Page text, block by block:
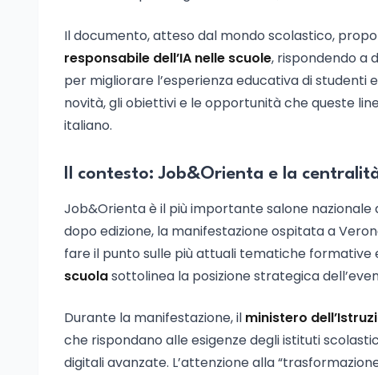
Il documento, atteso dal mondo scolastico,
responsabile dell’IA nelle scuole, rispondendo a
per migliorare l’esperienza educativa di
novità, gli obiettivi e le opportunità che queste
italiano.
Il contesto: Job&Orienta e la
Job&Orienta è il più importante salone nazionale
dopo edizione, la manifestazione ospitata a
fare il punto sulle più attuali tematiche formative
scuolasottolinea la posizione strategica
Durante la manifestazione, il ministero
che rispondano alle esigenze degli istituti
digitali avanzate. L’attenzione alla